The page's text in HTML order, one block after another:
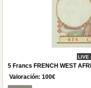
LIVE
5 Francs FRENCH WEST
Valoración: 100€